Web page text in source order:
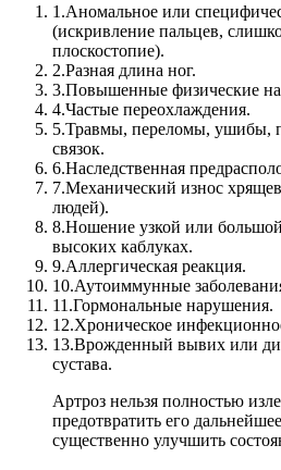
1.Аномальное или
(искривление пальцев,
плоскостопие).
2.Разная длина ног.
3.Повышенные физические
4.Частые переохлаждения.
5.Травмы, переломы, ушибы,
связок.
6.Наследственная
7.Механический износ
людей).
8.Ношение узкой или
высоких каблуках.
9.Аллергическая реакция.
10.Аутоиммунные
11.Гормональные нарушения.
12.Хроническое
13.Врожденный вывих или
сустава.
Артроз нельзя полностью
предотвратить его
существенно улучшить